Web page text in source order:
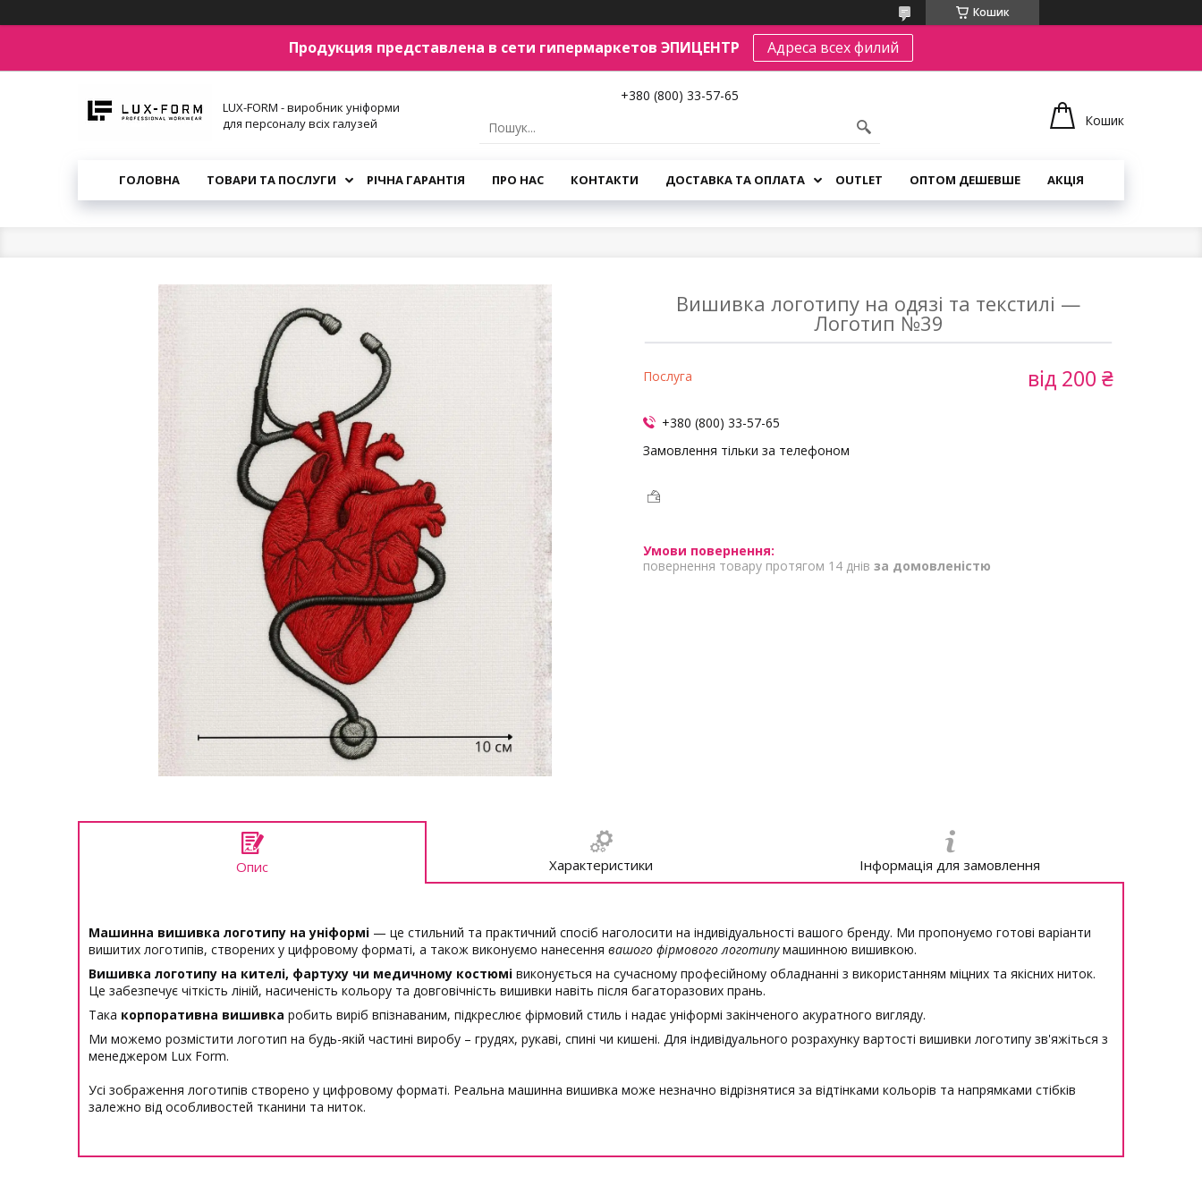
Кошик
Продукция представлена в сети гипермаркетов ЭПИЦЕНТР Адреса всех филий
LUX-FORM - виробник уніформи
для персоналу всіх галузей
+380 (800) 33-57-65
Кошик
ГОЛОВНА ТОВАРИ ТА ПОСЛУГИ РІЧНА ГАРАНТІЯ ПРО НАС КОНТАКТИ ДОСТАВКА ТА ОПЛАТА OUTLET ОПТОМ ДЕШЕВШЕ АКЦІЯ
Вишивка логотипу на одязі та текстилі —
Логотип №39
Послуга від 200 ₴
+380 (800) 33-57-65
Замовлення тільки за телефоном
повернення товару протягом 14 днів за домовленістю
Опис Характеристики Інформація для замовлення
Машинна вишивка логотипу на уніформі — це стильний та практичний спосіб наголосити на індивідуальності вашого бренду. Ми пропонуємо готові варіанти
вишитих логотипів, створених у цифровому форматі, а також виконуємо нанесення вашого фірмового логотипумашинною вишивкою.
Вишивка логотипу на кителі, фартуху чи медичному костюмі виконується на сучасному професійному обладнанні з використанням міцних та якісних ниток.
Це забезпечує чіткість ліній, насиченість кольору та довговічність вишивки навіть після багаторазових прань.
Така корпоративна вишивка робить виріб впізнаваним, підкреслює фірмовий стиль і надає уніформі закінченого акуратного вигляду.
Ми можемо розмістити логотип на будь-якій частині виробу – грудях, рукаві, спині чи кишені. Для індивідуального розрахунку вартості вишивки логотипу зв'яжіться з
менеджером Lux Form.
Усі зображення логотипів створено у цифровому форматі. Реальна машинна вишивка може незначно відрізнятися за відтінками кольорів та напрямками стібків
залежно від особливостей тканини та ниток.